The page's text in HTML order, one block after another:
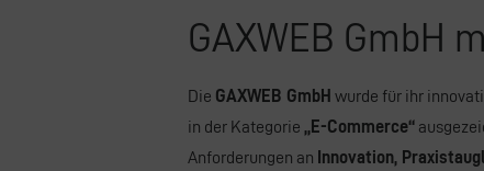
GAXWEB GmbH
Die GAXWEB GmbH wurde für ihr
in der Kategorie „E-Commerce“
Anforderungen an Innovation,